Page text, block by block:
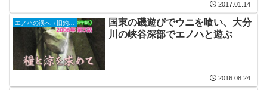
2017.01.14
国東の磯遊びでウニを喰い、大分
川の峡谷深部でエノハと遊ぶ
2016.08.24